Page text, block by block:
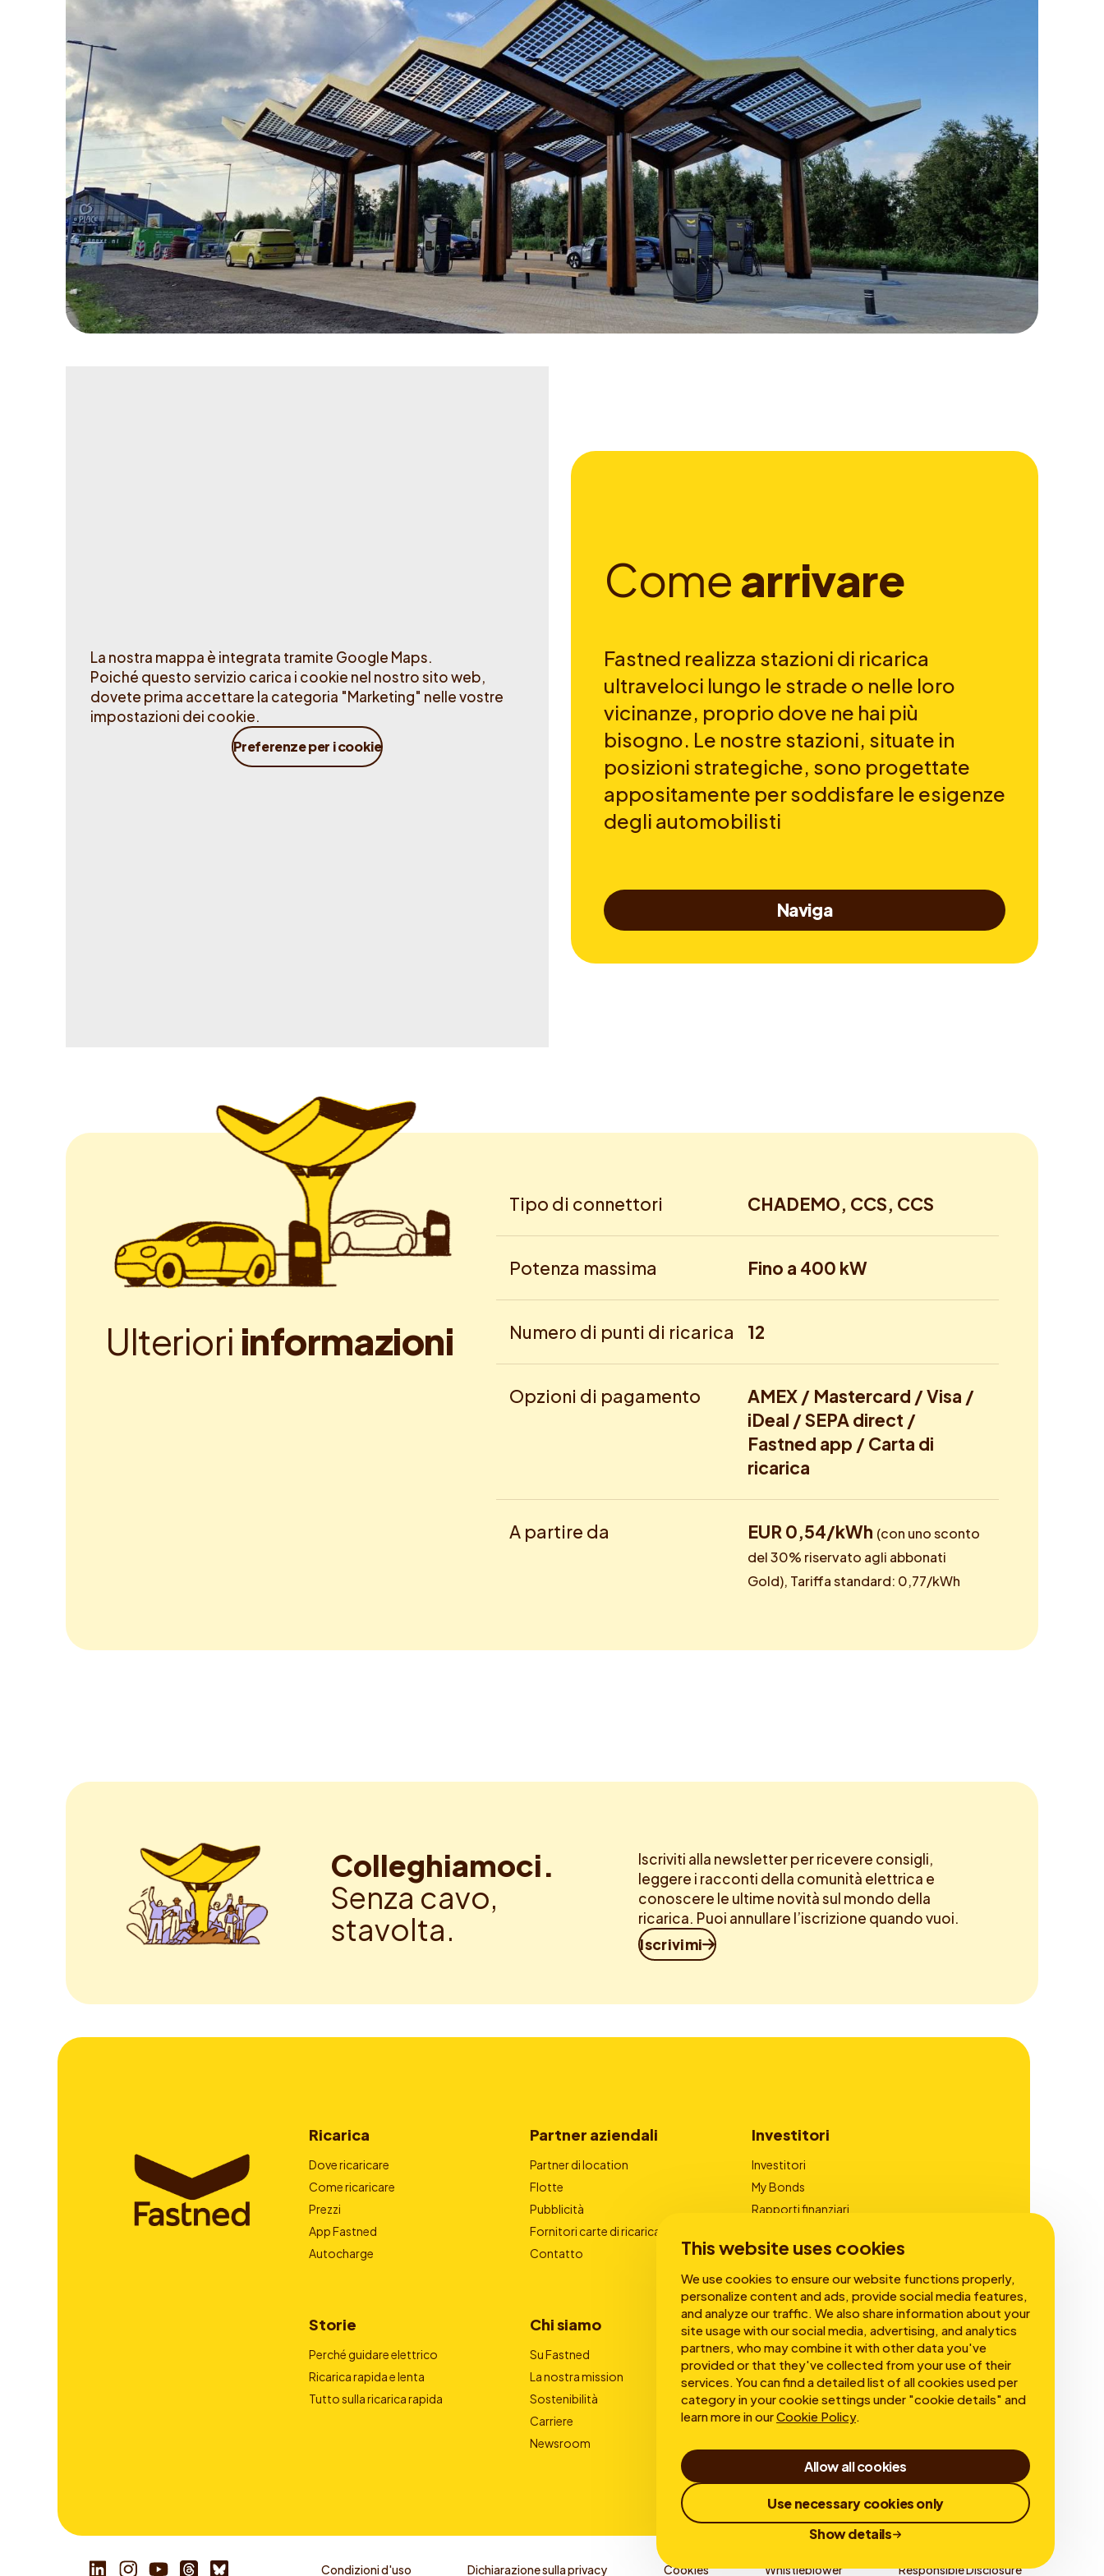
This website uses cookies
We use cookies to ensure our website functions properly,
personalize content and ads, provide social media features,
and analyze our traffic. We also share information about your
site usage with our social media, advertising, and analytics
partners, who may combine it with other data you've
provided or that they've collected from your use of their
services. You can find a detailed list of all cookies used per
category in your cookie settings under "cookie details" and
learn more in ourCookie Policy.
Allow all cookies
Use necessary cookies only
Show details
La nostra mappa è integrata tramite Google Maps.
Poiché questo servizio carica i cookie nel nostro sito web,
dovete prima accettare la categoria "Marketing" nelle vostre
impostazioni dei cookie.
Preferenze per i cookie
Comearrivare
Fastned realizza stazioni di ricarica
ultraveloci lungo le strade o nelle loro
vicinanze, proprio dove ne hai più
bisogno. Le nostre stazioni, situate in
posizioni strategiche, sono progettate
appositamente per soddisfare le esigenze
degli automobilisti
Naviga
Ulteriori informazioni
Tipo di connettori CHADEMO, CCS, CCS
Potenza massima Fino a 400 kW
Numero di punti di ricarica 12
Opzioni di pagamento
AMEX / Mastercard / Visa /
iDeal / SEPA direct /
Fastned app / Carta di
ricarica
A partire da EUR 0,54/kWh (con uno sconto
del 30% riservato agli abbonati
Gold), Tariffa standard: 0,77/kWh
Colleghiamoci.
Senza cavo,
stavolta.
Iscriviti alla newsletter per ricevere consigli,
leggere i racconti della comunità elettrica e
conoscere le ultime novità sul mondo della
ricarica. Puoi annullare l’iscrizione quando vuoi.
Iscrivimi
Ricarica
Dove ricaricare
Come ricaricare
Prezzi
App Fastned
Autocharge
Partner aziendali
Partner di location
Flotte
Pubblicità
Fornitori carte di ricarica
Contatto
Investitori
Investitori
My Bonds
Rapporti finanziari
Storie
Perché guidare elettrico
Ricarica rapida e lenta
Tutto sulla ricarica rapida
Chi siamo
Su Fastned
La nostra mission
Sostenibilità
Carriere
Newsroom
Condizioni d'uso Dichiarazione sulla privacy Cookies Whistleblower Responsible Disclosure